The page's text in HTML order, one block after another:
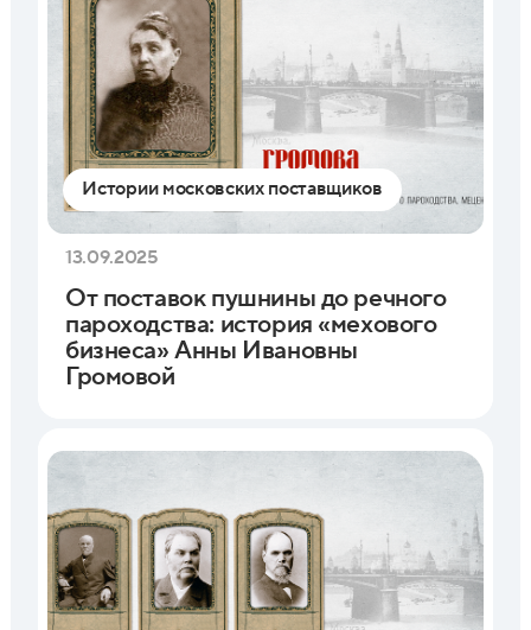
Истории московских поставщиков
13.09.2025
От поставок пушнины до речного
пароходства: история «мехового
бизнеса» Анны Ивановны
Громовой